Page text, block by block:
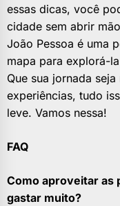
essas dicas, você
cidade sem abrir
João Pessoa é uma
mapa para explorá-
Que sua jornada
experiências, tudo
leve. Vamos nessa!
FAQ
Como aproveitar as
gastar muito?